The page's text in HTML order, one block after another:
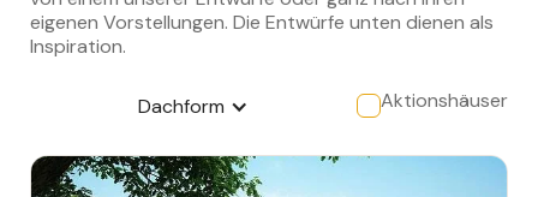
eigenen Vorstellungen. Die Entwürfe unten dienen als
Inspiration.
Dachform Aktionshäuser